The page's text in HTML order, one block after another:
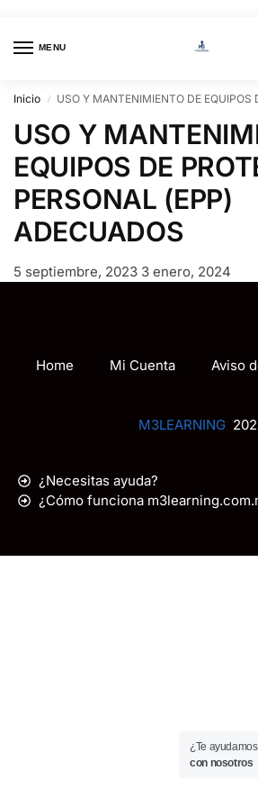
MENU
Inicio / USO Y MANTENIMIENTO DE EQUIPOS DE
USO Y
EQUIPOS DE
PERSONAL (EPP)
ADECUADOS
5 septiembre, 2023 3 enero, 2024
Home Mi Cuenta Aviso
M3LEARNING
¿Necesitas ayuda?
¿Cómo funciona
¿Te
con nosotros